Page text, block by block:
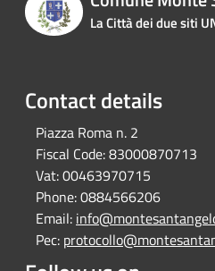
La Città dei due siti
Contact details
Piazza Roma n. 2
Fiscal Code:83000870713
Vat:00463970715
Phone:0884566206
Email:
Pec: